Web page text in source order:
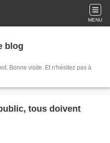
MENU
blog
Bonne visite. Et n'hésitez pas à
tous doivent